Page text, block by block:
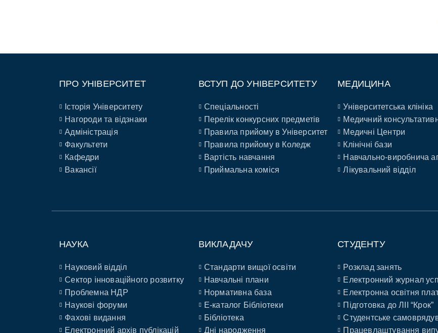
ПРО УНІВЕРСИТЕТ
Історія Університету
Нагороди та відзнаки
Адміністрація
Факультети
Кафедри
Вакансії
ВСТУП ДО УНІВЕРСИТЕТУ
Спеціальності
Перелік конкурсних предметів
Правила прийому в Університет
Правила прийому в Коледж
Вартість навчання
Приймальна коміся
МЕДИЦИНА
Університетська клініка
Медичний
Медичні Центри
Клінічні бази
Навчально-виробнича
Лікувальний відділ
НАУКА
Науковий відділ
Сектор інноваційного розвитку
Проблемна НДР
Наукові форуми
Фахові видання
Електронний архів публікацій
ВИКЛАДАЧУ
Стандарти вищої освіти
Навчальні плани
Нормативна база
E-каталог Бібліотеки
Бібліотека
Дні народження
СТУДЕНТУ
Розклад занять
Електронний журнал
Електронна освітня
Підготовка до ЛІІ “Крок”
Студентське
Працевлаштування